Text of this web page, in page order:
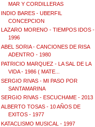
MAR Y CORDILLERAS
INDIO BARES - UBERFIL
CONCEPCION
LAZARO MORENO - TIEMPOS IDOS -
1996
ABEL SORIA - CANCIONES DE RISA
ADENTRO - 1980
PATRICIO MARQUEZ - LA SAL DE LA
VIDA - 1986 ( MATE...
SERGIO RIVAS - MI PASO POR
SANTAMARINA
SERGIO RIVAS - ESCUCHAME - 2013
ALBERTO TOSAS - 10 AÑOS DE
EXITOS - 1977
KATACLISMO MUSICAL - 1997